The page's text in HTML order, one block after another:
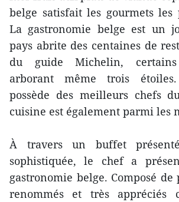
belge satisfait les gourmets les
La gastronomie belge est un
pays abrite des centaines de
du guide Michelin,
arborant même trois
possède des meilleurs chefs
cuisine est également parmi les
À travers un buffet
sophistiquée, le chef a
gastronomie belge. Composé
renommés et très appréciés